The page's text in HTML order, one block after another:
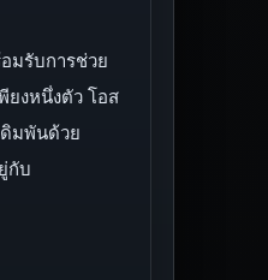
มรับการช่วย
ยงหนึ่งตัว โอส
มพันด้วย
กับ